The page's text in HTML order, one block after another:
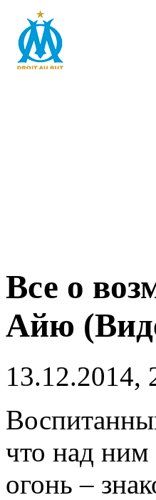
Все о
Айю
13.12.2014,
что над ним
огонь –